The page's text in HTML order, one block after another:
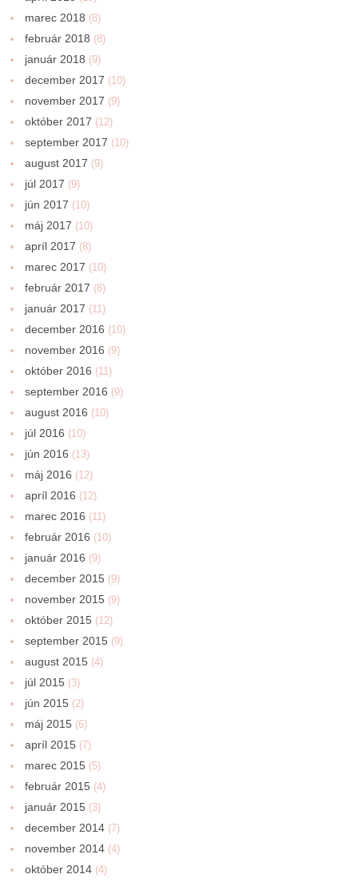
marec 2018 (8)
február 2018 (8)
január 2018 (9)
december 2017 (10)
november 2017 (9)
október 2017 (12)
september 2017 (10)
august 2017 (9)
júl 2017 (9)
jún 2017 (10)
máj 2017 (10)
apríl 2017 (8)
marec 2017 (10)
február 2017 (8)
január 2017 (11)
december 2016 (10)
november 2016 (9)
október 2016 (11)
september 2016 (9)
august 2016 (10)
júl 2016 (10)
jún 2016 (13)
máj 2016 (12)
apríl 2016 (12)
marec 2016 (11)
február 2016 (10)
január 2016 (9)
december 2015 (9)
november 2015 (9)
október 2015 (12)
september 2015 (9)
august 2015 (4)
júl 2015 (3)
jún 2015 (2)
máj 2015 (6)
apríl 2015 (7)
marec 2015 (5)
február 2015 (4)
január 2015 (3)
december 2014 (7)
november 2014 (4)
október 2014 (4)